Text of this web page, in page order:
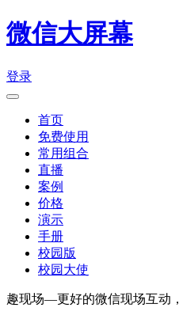
微信大屏幕
登录
首页
免费使用
常用组合
直播
案例
价格
演示
手册
校园版
校园大使
趣现场—更好的微信现场互动，